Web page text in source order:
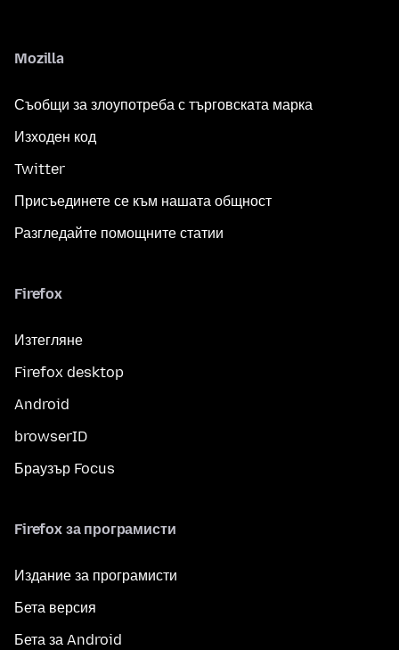
Mozilla
Съобщи за злоупотреба с търговската марка
Изходен код
Twitter
Присъединете се към нашата общност
Разгледайте помощните статии
Firefox
Изтегляне
Firefox desktop
Android
browserID
Браузър Focus
Firefox за програмисти
Издание за програмисти
Бета версия
Бета за Android